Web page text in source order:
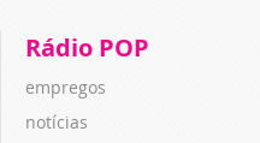
Rádio POP
empregos
notícias